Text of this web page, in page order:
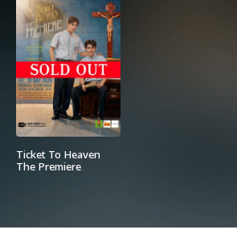
Ticket To Heaven
The Premiere